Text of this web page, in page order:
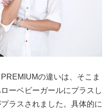
の違いは、そこま
ーベビーガールにプラスし
ラスされました。具体的に